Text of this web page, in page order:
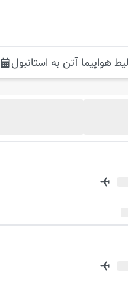
هواپیما آتن به استانبول